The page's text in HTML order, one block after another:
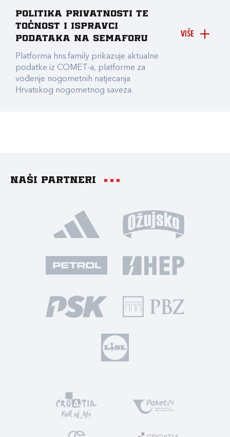
VIŠE
Politika privatnosti te
točnost i ispravci
podataka na Semaforu
Platforma hns.family prikazuje aktualne
podatke iz COMET-a, platforme za
vođenje nogometnih natjecanja
Hrvatskog nogometnog saveza.
Naši partneri